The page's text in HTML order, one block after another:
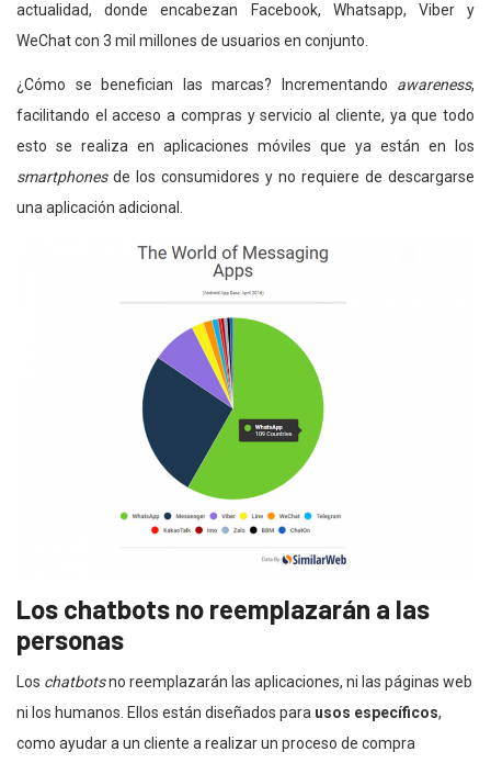
actualidad, donde encabezan Facebook, Whatsapp, Viber y
WeChat con 3 mil millones de usuarios en conjunto.
¿Cómo se benefician las marcas? Incrementando awareness,
facilitando el acceso a compras y servicio al cliente, ya que todo
esto se realiza en aplicaciones móviles que ya están en los
smartphonesde los consumidores y no requiere de descargarse
una aplicación adicional.
Los chatbots no reemplazarán a las
personas
Los chatbotsno reemplazarán las aplicaciones, ni las páginas web
ni los humanos. Ellos están diseñados para usos específicos,
como ayudar a un cliente a realizar un proceso de compra